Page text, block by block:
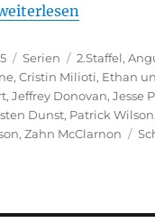
– Staffel 2“
Kategorien
Serien Schlagwörter
2.Staffel,
,Cristin Milioti, Ethan
,Jeffrey Donovan,Jesse
Dunst, Patrick Wilson
,Zahn McClarnon